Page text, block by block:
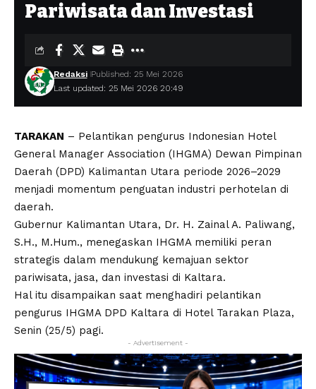
Pariwisata dan Investasi
Last updated: 25 Mei 2026 20:49
Redaksi Published: 25 Mei 2026
TARAKAN – Pelantikan pengurus Indonesian Hotel
General Manager Association (IHGMA) Dewan Pimpinan
Daerah (DPD) Kalimantan Utara periode 2026–2029
menjadi momentum penguatan industri perhotelan di
daerah.
Gubernur Kalimantan Utara, Dr. H. Zainal A. Paliwang,
S.H., M.Hum., menegaskan IHGMA memiliki peran
strategis dalam mendukung kemajuan sektor
pariwisata, jasa, dan investasi di Kaltara.
Hal itu disampaikan saat menghadiri pelantikan
pengurus IHGMA DPD Kaltara di Hotel Tarakan Plaza,
Senin (25/5) pagi.
- Advertisement -